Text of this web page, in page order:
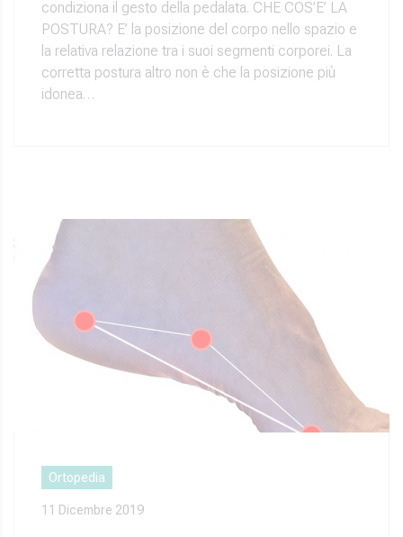
condiziona il gesto della pedalata. CHE COS’E’ LA
POSTURA? E’ la posizione del corpo nello spazio e
la relativa relazione tra i suoi segmenti corporei. La
corretta postura altro non è che la posizione più
idonea…
Ortopedia
11 Dicembre 2019